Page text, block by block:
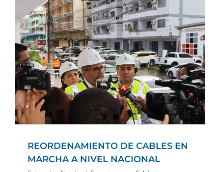
REORDENAMIENTO DE CABLES EN
MARCHA A NIVEL NACIONAL